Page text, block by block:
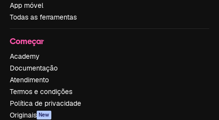
App móvel
Todas as ferramentas
Começar
Academy
Documentação
Atendimento
Termos e condições
Política de privacidade
Originais New